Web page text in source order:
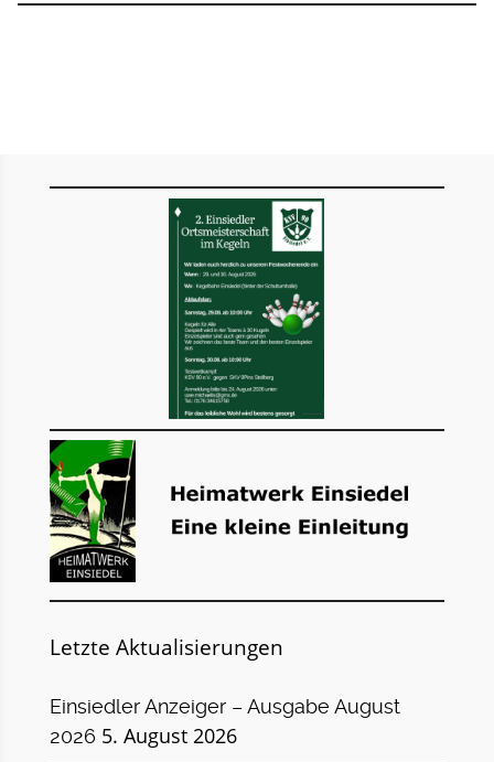
Letzte Aktualisierungen
Einsiedler Anzeiger – Ausgabe August
2026 5. August 2026